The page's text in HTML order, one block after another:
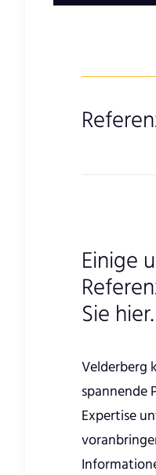
Einige
Sie hier.
Velderberg
spannende
Expertise